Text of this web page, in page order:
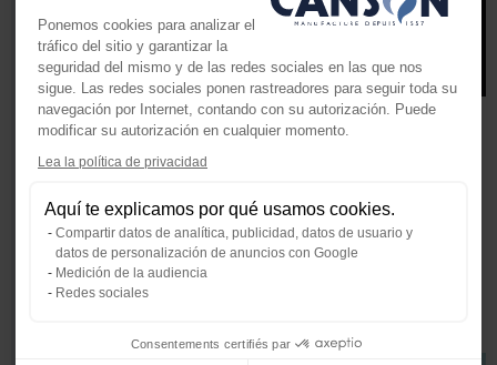
El encolado en masa, una nueva etapa
modernizar el encolado.
¿Cómo sumergir manualmente hojas tan
largas en un baño de gelatina?
Barthélémy y Etienne de Canson desarrollan
un producto adhesivo, a base de cera, que se
Ponemos cookies para analizar el
tráfico del sitio y garantizar la
seguridad del mismo y de las redes sociales en las que nos
sigue. Las redes sociales ponen rastreadores para seguir toda su
navegación por Internet, contando con su autorización. Puede
modificar su autorización en cualquier momento.
Lea la política de privacidad
Aquí te explicamos por qué usamos cookies.
Compartir datos de analítica, publicidad, datos de usuario y
datos de personalización de anuncios con Google
Medición de la audiencia
Redes sociales
Consentements certifiés par
Nuestra plataforma te permite